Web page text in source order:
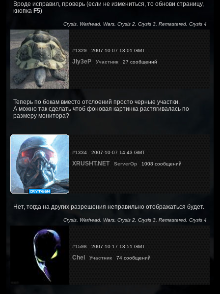
Вроде исправил, проверь (если не измениться, то обнови страницу,
кнопка F5)
Crysis, Warhead, Wars, Crysis 2, Crysis 3, Remastered, Crysis 4
#1329 2007-10-07 13:01 GMT
JIy3eP Участник 27 сообщений
Теперь по бокам вместо отслоений просто черные участки.
А можно так сделать чтоб фоновая картинка растягивалась по
размеру монитора?
#1334 2007-10-07 14:43 GMT
XRUSHT.NET ServerOp 1008 сообщений
Нет, тогда на других разрешения неправильно отображаться будет.
Crysis, Warhead, Wars, Crysis 2, Crysis 3, Remastered, Crysis 4
#1596 2007-10-17 13:51 GMT
Chel Участник 74 сообщений